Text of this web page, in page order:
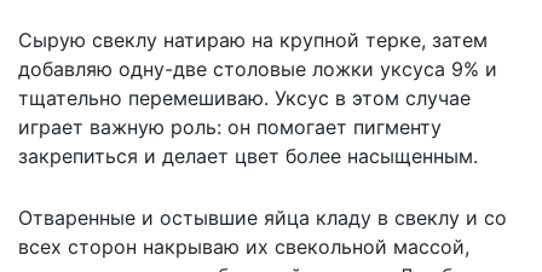
Сырую свеклу натираю на крупной терке, затем
добавляю одну-две столовые ложки уксуса 9% и
тщательно перемешиваю. Уксус в этом случае
играет важную роль: он помогает пигменту
закрепиться и делает цвет более насыщенным.
Отваренные и остывшие яйца кладу в свеклу и со
всех сторон накрываю их свекольной массой,